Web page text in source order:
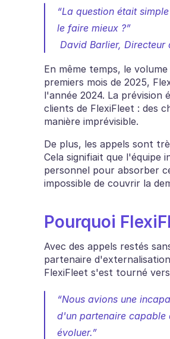
“La question était
le faire mieux ?”
David Barlier, Directeur
En même temps, le
premiers mois de 2025,
l'année 2024. La
clients de FlexiFleet : des
manière imprévisible.
De plus, les appels sont
Cela signifiait que l'équipe
personnel pour absorber
impossible de couvrir la
Pourquoi
Avec des appels restés
partenaire
FlexiFleet s'est tourné
“Nous avions une
d'un partenaire capable
évoluer.”